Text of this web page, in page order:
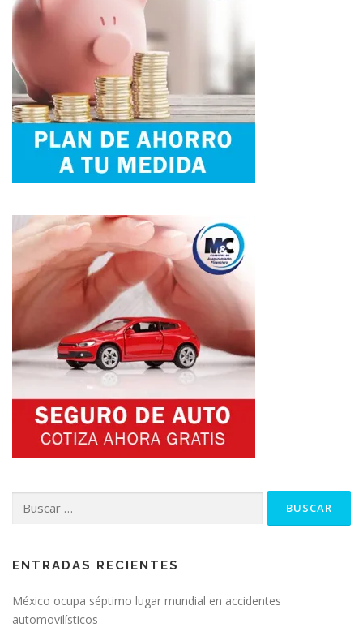
ENTRADAS RECIENTES
México ocupa séptimo lugar mundial en accidentes
automovilísticos